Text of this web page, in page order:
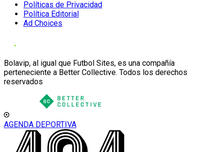
Políticas de Privacidad
Política Editorial
Ad Choices
Bolavip, al igual que Futbol Sites, es una compañía
perteneciente a Better Collective. Todos los derechos
reservados
AGENDA DEPORTIVA